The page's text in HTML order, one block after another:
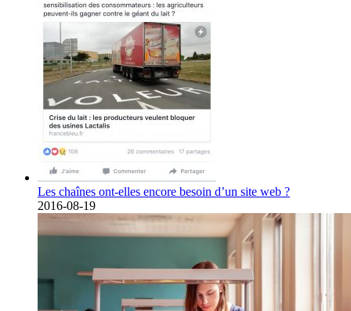
Les chaînes ont-elles encore besoin d’un site web ?
2016-08-19